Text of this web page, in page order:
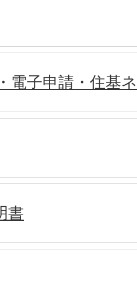
電子申請・住基
書